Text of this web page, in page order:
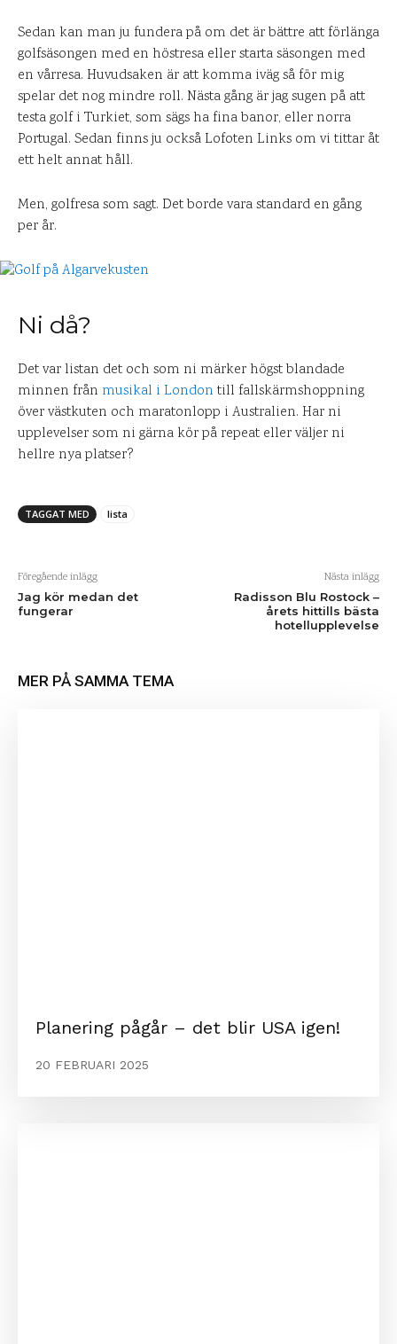
Sedan kan man ju fundera på om det är bättre att förlänga
golfsäsongen med en höstresa eller starta säsongen med
en vårresa. Huvudsaken är att komma iväg så för mig
spelar det nog mindre roll. Nästa gång är jag sugen på att
testa golf i Turkiet, som sägs ha fina banor, eller norra
Portugal. Sedan finns ju också Lofoten Links om vi tittar åt
ett helt annat håll.
Men, golfresa som sagt. Det borde vara standard en gång
per år.
Ni då?
Det var listan det och som ni märker högst blandade
minnen från musikal i London till fallskärmshoppning
över västkuten och maratonlopp i Australien. Har ni
upplevelser som ni gärna kör på repeat eller väljer ni
hellre nya platser?
TAGGAT MED lista
Föregående inlägg
Jag kör medan det
fungerar
Nästa inlägg
Radisson Blu Rostock –
årets hittills bästa
hotellupplevelse
MER PÅ SAMMA TEMA
Planering pågår – det blir USA igen!
20 FEBRUARI 2025